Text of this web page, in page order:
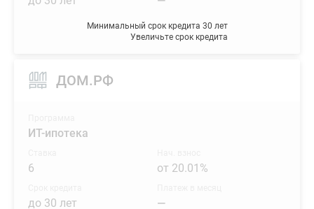
Минимальный срок кредита 30 лет
Увеличьте срок кредита
ДОМ.РФ
ИТ-ипотека
6 от 20.01%
до 30 лет —